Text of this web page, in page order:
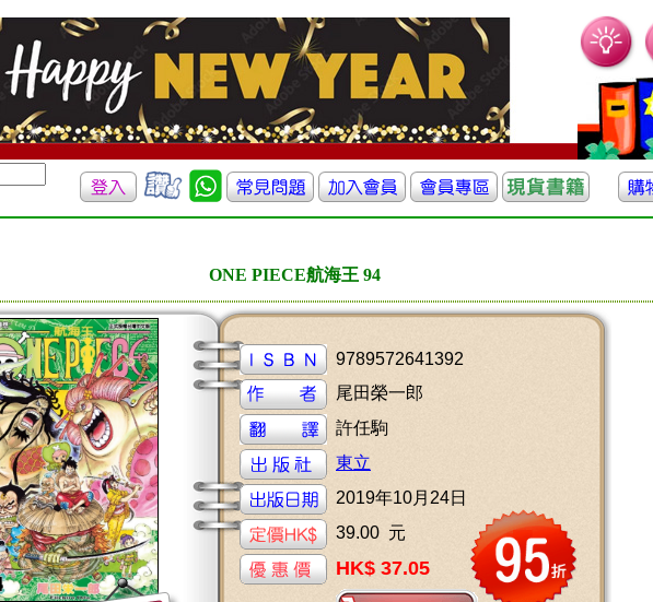
ONE PIECE航海王 94
9789572641392
尾田榮一郎
許任駒
東立
2019年10月24日
39.00 元
HK$ 37.05